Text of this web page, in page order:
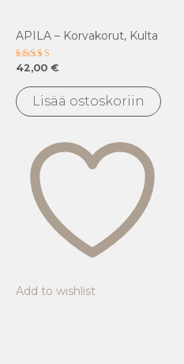
APILA – Korvakorut, Kulta
Arvostelu
tuotteesta:
5.00
/ 5
42,00 €
Lisää ostoskoriin
Add to wishlist